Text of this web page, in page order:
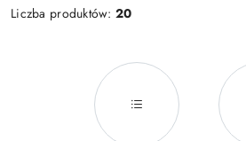
Liczba produktów:20